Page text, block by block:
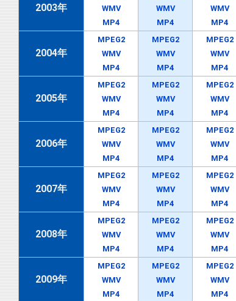
2003年
WMV
MP4
WMV
MP4
WMV
MP4
2004年
MPEG2
WMV
MP4
MPEG2
WMV
MP4
MPEG2
WMV
MP4
2005年
MPEG2
WMV
MP4
MPEG2
WMV
MP4
MPEG2
WMV
MP4
2006年
MPEG2
WMV
MP4
MPEG2
WMV
MP4
MPEG2
WMV
MP4
2007年
MPEG2
WMV
MP4
MPEG2
WMV
MP4
MPEG2
WMV
MP4
2008年
MPEG2
WMV
MP4
MPEG2
WMV
MP4
MPEG2
WMV
MP4
2009年
MPEG2
WMV
MP4
MPEG2
WMV
MP4
MPEG2
WMV
MP4